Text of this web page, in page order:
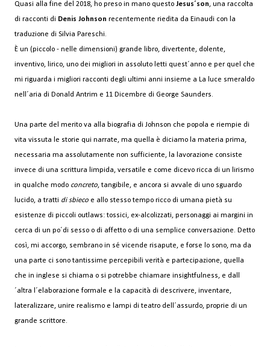
Quasi alla fine del 2018, ho preso in mano questo Jesus´son, una raccolta
di racconti di Denis Johnson recentemente riedita da Einaudi con la
traduzione di Silvia Pareschi.
È un (piccolo - nelle dimensioni) grande libro, divertente, dolente,
inventivo, lirico, uno dei migliori in assoluto letti quest´anno e per quel che
mi riguarda i migliori racconti degli ultimi anni insieme a La luce smeraldo
nell´aria di Donald Antrim e 11 Dicembre di George Saunders.
Una parte del merito va alla biografia di Johnson che popola e riempie di
vita vissuta le storie qui narrate, ma quella è diciamo la materia prima,
necessaria ma assolutamente non sufficiente, la lavorazione consiste
invece di una scrittura limpida, versatile e come dicevo ricca di un lirismo
in qualche modo concreto, tangibile, e ancora si avvale di uno sguardo
lucido, a tratti di sbieco e allo stesso tempo ricco di umana pietà su
esistenze di piccoli outlaws: tossici, ex-alcolizzati, personaggi ai margini in
cerca di un po´di sesso o di affetto o di una semplice conversazione. Detto
così, mi accorgo, sembrano in sé vicende risapute, e forse lo sono, ma da
una parte ci sono tantissime percepibili verità e partecipazione, quella
che in inglese si chiama o si potrebbe chiamare insightfulness, e dall
´altra l´elaborazione formale e la capacità di descrivere, inventare,
lateralizzare, unire realismo e lampi di teatro dell´assurdo, proprie di un
grande scrittore.